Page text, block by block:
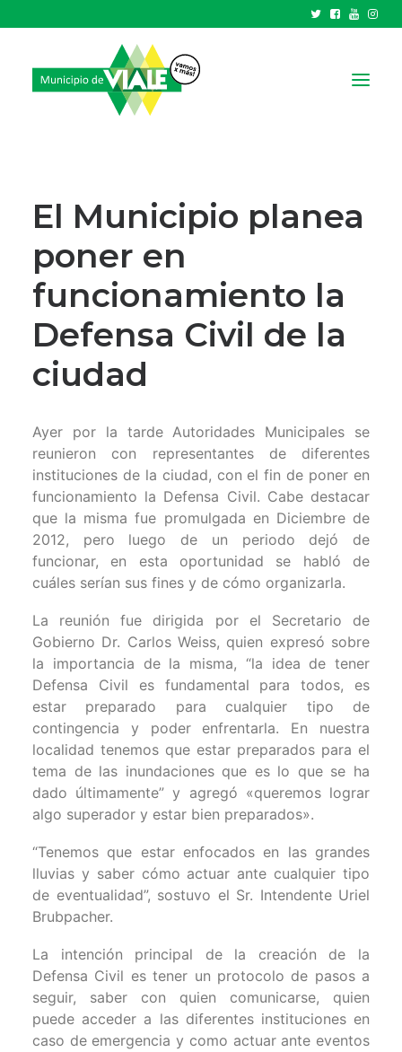
GOBIERNO
HCD
TRÁMITES Y SERVICIOS
CIUDAD
PARQUE INDUSTRIAL
RECAUDACIONES
El Municipio planea
poner en
funcionamiento la
Defensa Civil de la
ciudad
Ayer por la tarde Autoridades Municipales se
reunieron con representantes de diferentes
instituciones de la ciudad, con el fin de poner en
funcionamiento la Defensa Civil. Cabe destacar
que la misma fue promulgada en Diciembre de
2012, pero luego de un periodo dejó de
funcionar, en esta oportunidad se habló de
cuáles serían sus fines y de cómo organizarla.
La reunión fue dirigida por el Secretario de
Gobierno Dr. Carlos Weiss, quien expresó sobre
la importancia de la misma, “la idea de tener
Defensa Civil es fundamental para todos, es
estar preparado para cualquier tipo de
contingencia y poder enfrentarla. En nuestra
localidad tenemos que estar preparados para el
tema de las inundaciones que es lo que se ha
dado últimamente” y agregó «queremos lograr
algo superador y estar bien preparados».
“Tenemos que estar enfocados en las grandes
lluvias y saber cómo actuar ante cualquier tipo
de eventualidad”, sostuvo el Sr. Intendente Uriel
Brubpacher.
La intención principal de la creación de la
Defensa Civil es tener un protocolo de pasos a
seguir, saber con quien comunicarse, quien
puede acceder a las diferentes instituciones en
caso de emergencia y como actuar ante eventos